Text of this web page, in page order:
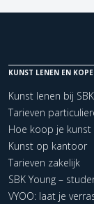
KUNST LENEN EN
Kunst lenen bij
Tarieven
Hoe koop je kunst
Kunst op kantoor
Tarieven zakelijk
SBK Young –
VYOO: laat je